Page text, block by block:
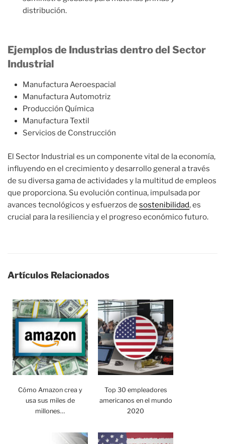
distribución.
Ejemplos de Industrias dentro del Sector
Industrial
Manufactura Aeroespacial
Manufactura Automotriz
Producción Química
Manufactura Textil
Servicios de Construcción
El Sector Industrial es un componente vital de la economía,
influyendo en el crecimiento y desarrollo general a través
de su diversa gama de actividades y la multitud de empleos
que proporciona. Su evolución continua, impulsada por
avances tecnológicos y esfuerzos de sostenibilidad, es
crucial para la resiliencia y el progreso económico futuro.
Artículos Relacionados
Cómo Amazon crea y
usa sus miles de
millones…
Top 30 empleadores
americanos en el mundo
2020